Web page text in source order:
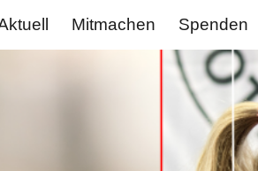
Mitmachen Spenden